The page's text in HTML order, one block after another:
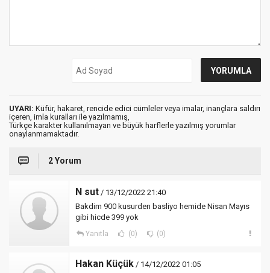
UYARI: Küfür, hakaret, rencide edici cümleler veya imalar, inançlara saldırı
içeren, imla kuralları ile yazılmamış,
Türkçe karakter kullanılmayan ve büyük harflerle yazılmış yorumlar
onaylanmamaktadır.
2 Yorum
N sut / 13/12/2022 21:40
Bakdim 900 kusurden basliyo hemide Nisan Mayıs
gibi hicde 399 yok
Yanıtla (0) (0)
Hakan Küçük / 14/12/2022 01:05